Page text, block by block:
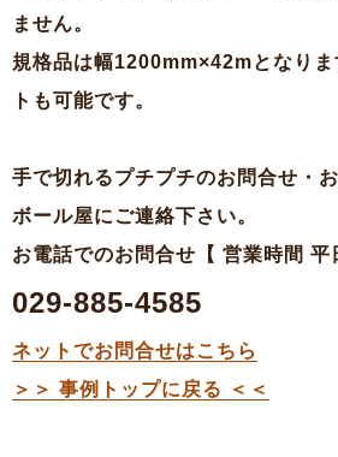
ません。
規格品は幅1200mm×42mとなりま
トも可能です。
手で切れるプチプチのお問合せ・
ボール屋にご連絡下さい。
お電話でのお問合せ【 営業時間 平
029-885-4585
ネットでお問合せはこちら
＞＞ 事例トップに戻る ＜＜